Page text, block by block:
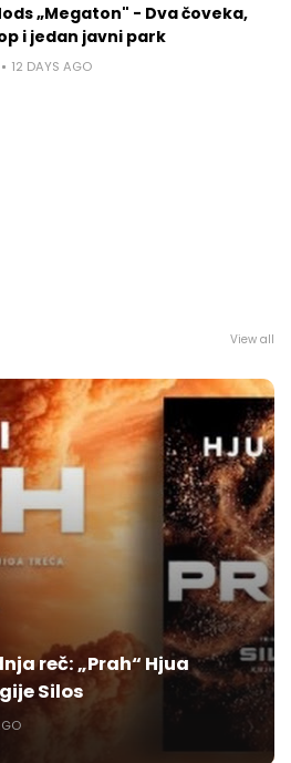
„Megaton" - Dva čoveka,
i jedan javni park
12 DAYS AGO
View all
reč: „Prah“ Hjua
Silos